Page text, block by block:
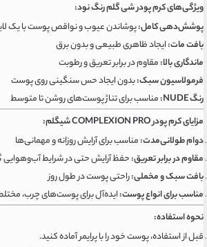
ویژگی‌های کرم پودر شی گلم رنگ نود:
پوشش‌دهی کامل:پوشاندن عیوب و نواقص پوست با یک
بافت مات:ایجاد ظاهری طبیعی و بدون برق
ماندگاری بالا:مقاوم در برابر تعریق و رطوبت
فرمولاسیون سبک:بدون ایجاد حس سنگینی روی پوست
رنگ NUDE:
مناسب برای تناژ پوست‌های روشن تا متوسط
مزایای کرم پودر COMPLEXION PRO شیگلم:
دوام طولانی‌مدت:مناسب برای آرایش روزانه و مهمانی‌ها
مقاوم در برابر تعریق:حفظ آرایش حتی در شرایط آب‌وهوایی
بافت سبک و مخملی:راحتی پوست در طول روز
مناسب برای انواع پوست:ایده‌آل برای پوست‌های چرب،
نحوه استفاده:
قبل از استفاده، پوست خود را با پرایمر آماده کنید.